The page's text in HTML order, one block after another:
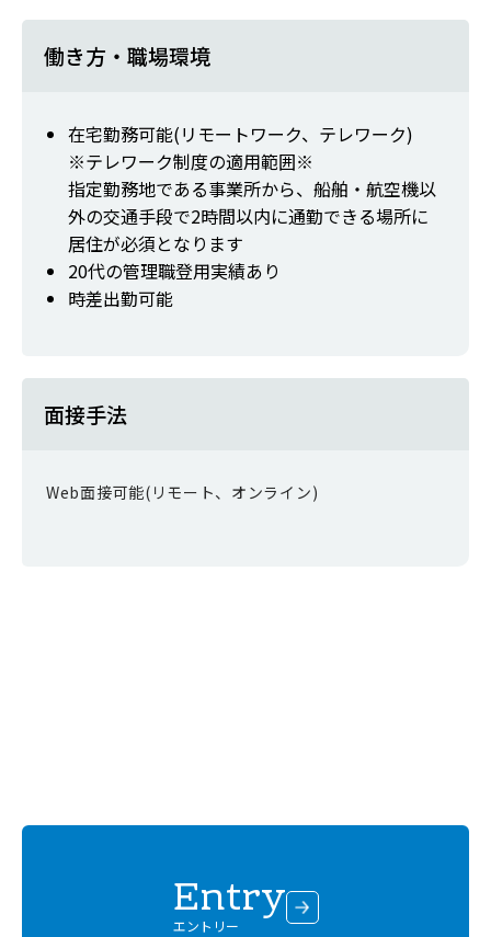
働き方・職場環境
在宅勤務可能(リモートワーク、テレワーク)
※テレワーク制度の適用範囲※
指定勤務地である事業所から、船舶・航空機以
外の交通手段で2時間以内に通勤できる場所に
居住が必須となります
20代の管理職登用実績あり
時差出勤可能
面接手法
Web面接可能(リモート、オンライン)
Entry
エントリー